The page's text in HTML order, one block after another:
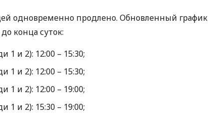
одновременно продлено. Обновленный график
конца суток:
1 и 2): 12:00 – 15:30;
1 и 2): 12:00 – 15:30;
1 и 2): 12:00 – 19:00;
1 и 2): 15:30 – 19:00;